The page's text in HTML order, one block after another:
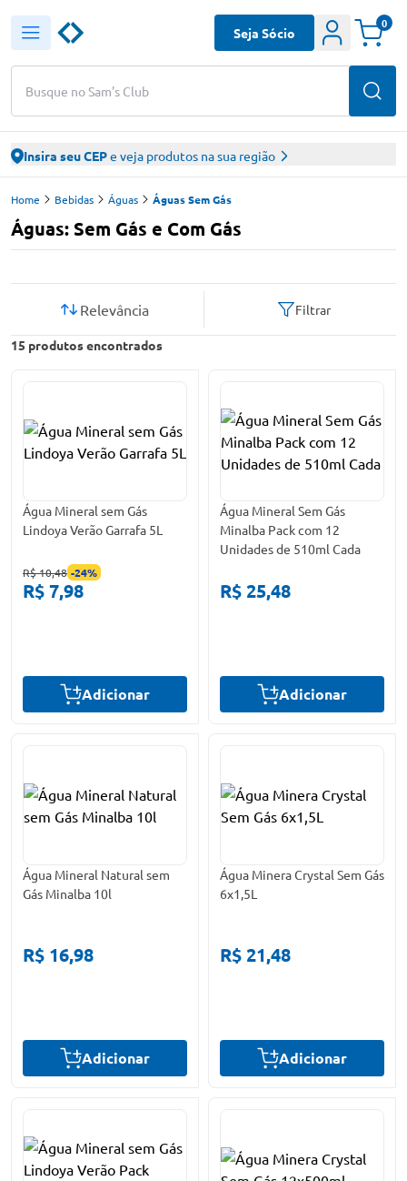
Busque no Sam's Club
Seja Sócio
0
Insira seu CEPe veja produtos na sua região
Home Bebidas Águas Águas Sem Gás
Águas: Sem Gás e Com Gás
15 produtos encontrados
Relevância Filtrar
Água Mineral sem Gás
Lindoya Verão Garrafa 5L
R$ 10,48 -24%
R$ 7,98
Adicionar
Água Mineral Sem Gás
Minalba Pack com 12
Unidades de 510ml Cada
R$ 25,48
Adicionar
Água Mineral Natural sem
Gás Minalba 10l
R$ 16,98
Adicionar
Água Minera Crystal Sem Gás
6x1,5L
R$ 21,48
Adicionar